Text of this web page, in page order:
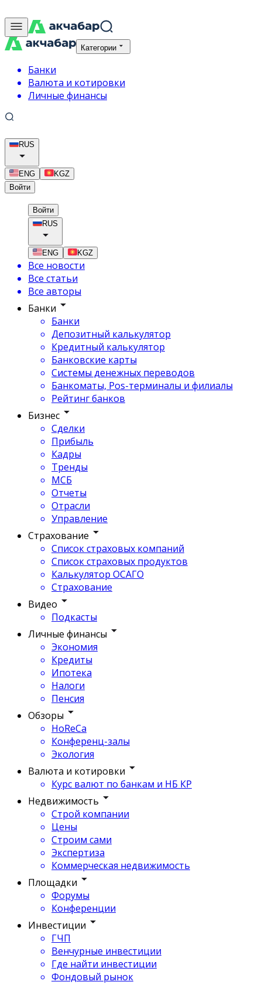
Категории
Банки
Валюта и котировки
Личные финансы
RUS
ENG
KGZ
Войти
Войти
RUS
ENG KGZ
Все новости
Все статьи
Все авторы
Банки
Банки
Депозитный калькулятор
Кредитный калькулятор
Банковские карты
Системы денежных переводов
Банкоматы, Pos-терминалы и филиалы
Рейтинг банков
Бизнес
Сделки
Прибыль
Кадры
Тренды
МСБ
Отчеты
Отрасли
Управление
Страхование
Список страховых компаний
Список страховых продуктов
Калькулятор ОСАГО
Страхование
Видео
Подкасты
Личные финансы
Экономия
Кредиты
Ипотека
Налоги
Пенсия
Обзоры
HoReCa
Конференц-залы
Экология
Валюта и котировки
Курс валют по банкам и НБ КР
Недвижимость
Строй компании
Цены
Строим сами
Экспертиза
Коммерческая недвижимость
Площадки
Форумы
Конференции
Инвестиции
ГЧП
Венчурные инвестиции
Где найти инвестиции
Фондовый рынок